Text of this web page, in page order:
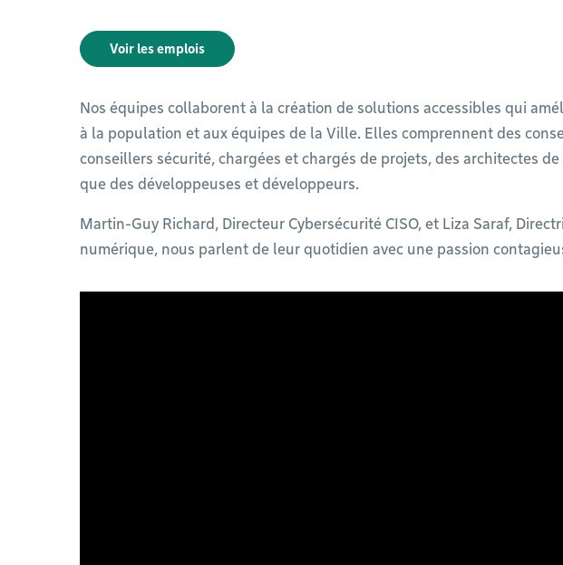
Voir les emplois
Nos équipes collaborent à la création de solutions accessibles qui
à la population et aux équipes de la Ville. Elles comprennent des
conseillers sécurité, chargées et chargés de projets, des architectes
que des développeuses et développeurs.
Martin-Guy Richard, Directeur Cybersécurité CISO, et Liza Saraf,
numérique, nous parlent de leur quotidien avec une passion